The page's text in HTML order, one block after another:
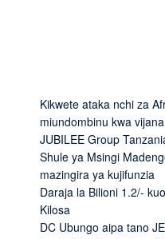
Kikwete ataka nchi za
miundombinu kwa vijana
JUBILEE Group
Shule ya Msingi
mazingira ya kujifunzia
Daraja la Bilioni 1.2/-
Kilosa
DC Ubungo aipa tano